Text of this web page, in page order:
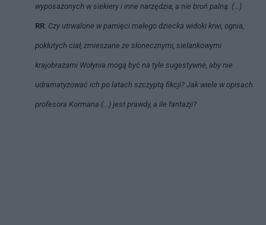
wyposażonych w siekiery i inne narzędzia, a nie broń palną. (...)
RR: Czy utrwalone w pamięci małego dziecka widoki krwi, ognia,
pokłutych ciał, zmieszane ze słonecznymi, sielankowymi
krajobrazami Wołynia mogą być na tyle sugestywne, aby nie
udramatyzować ich po latach szczyptą fikcji? Jak wiele w opisach
profesora Kormana (...) jest prawdy, a ile fantazji?